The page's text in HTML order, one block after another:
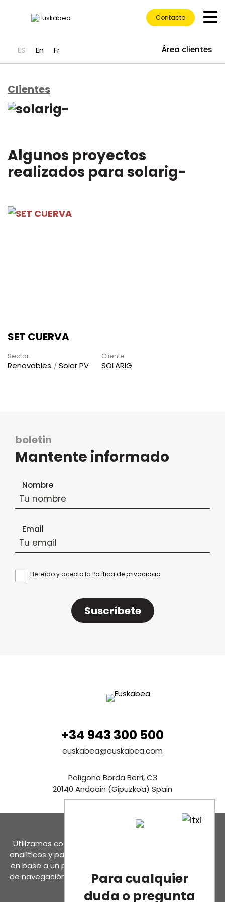
Ir directamente al contenido
ES En Fr Área clientes
Contacto
Clientes
Algunos proyectos
realizados para solarig-
SET CUERVA
Sector
Renovables Solar PV
Cliente
SOLARIG
boletin
Mantente informado
Formulario de suscripción al boletín
Nombre
Email
He leído y acepto la Política de privacidad
Suscríbete
+34 943 300 500
euskabea@euskabea.com
Polígono Borda Berri, C3
20140 Andoain (Gipuzkoa) Spain
Condiciones de uso Aviso legal y política de cookies
Utilizamos cookies propias y de terceros para fines
analíticos y para mostrarte publicidad personalizada
en base a un perfil elaborado a partir de tus hábitos
de navegación (por ejemplo, páginas visitadas).
Para cualquier
duda o pregunta